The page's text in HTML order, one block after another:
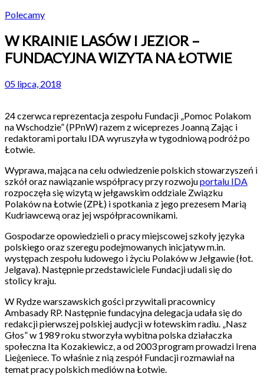
Polecamy
W KRAINIE LASÓW I JEZIOR –
FUNDACYJNA WIZYTA NA ŁOTWIE
05 lipca, 2018
24 czerwca reprezentacja zespołu Fundacji „Pomoc Polakom
na Wschodzie” (PPnW) razem z wiceprezes Joanną Zając i
redaktorami portalu IDA wyruszyła w tygodniową podróż po
Łotwie.
Wyprawa, mająca na celu odwiedzenie polskich stowarzyszeń i
szkół oraz nawiązanie współpracy przy rozwojuportalu IDA
rozpoczęła się wizytą w jełgawskim oddziale Związku
Polaków na Łotwie (ZPŁ) i spotkania z jego prezesem Marią
Kudriawcewą oraz jej współpracownikami.
Gospodarze opowiedzieli o pracy miejscowej szkoły języka
polskiego oraz szeregu podejmowanych inicjatyw m.in.
występach zespołu ludowego i życiu Polaków w Jełgawie (łot.
Jelgava). Następnie przedstawiciele Fundacji udali się do
stolicy kraju.
W Rydze warszawskich gości przywitali pracownicy
Ambasady RP. Następnie fundacyjna delegacja udała się do
redakcji pierwszej polskiej audycji w łotewskim radiu. „Nasz
Głos” w 1989 roku stworzyła wybitna polska działaczka
społeczna Ita Kozakiewicz, a od 2003 program prowadzi Irena
Lieģeniece. To właśnie z nią zespół Fundacji rozmawiał na
temat pracy polskich mediów na Łotwie.